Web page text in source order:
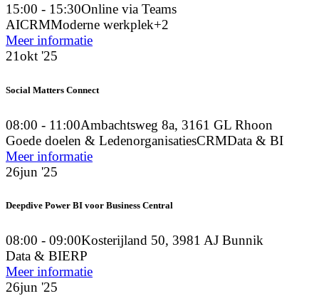
15:00 - 15:30Online via Teams
AICRMModerne werkplek+2
Meer informatie
21okt '25
Social Matters Connect
08:00 - 11:00Ambachtsweg 8a, 3161 GL Rhoon
Goede doelen & LedenorganisatiesCRMData & BI
Meer informatie
26jun '25
Deepdive Power BI voor Business Central
08:00 - 09:00Kosterijland 50, 3981 AJ Bunnik
Data & BIERP
Meer informatie
26jun '25